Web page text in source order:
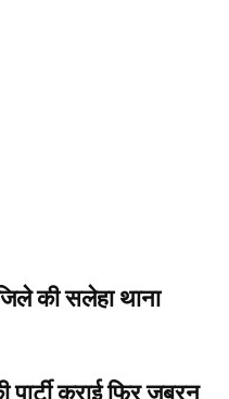
की सलेहा थाना
पार्टी कराई फिर जबरन